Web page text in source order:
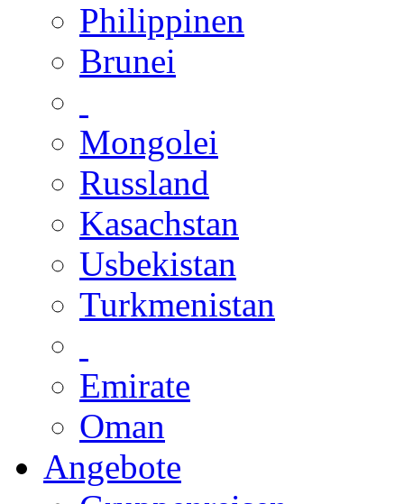
Philippinen
Brunei
Mongolei
Russland
Kasachstan
Usbekistan
Turkmenistan
Emirate
Oman
Angebote